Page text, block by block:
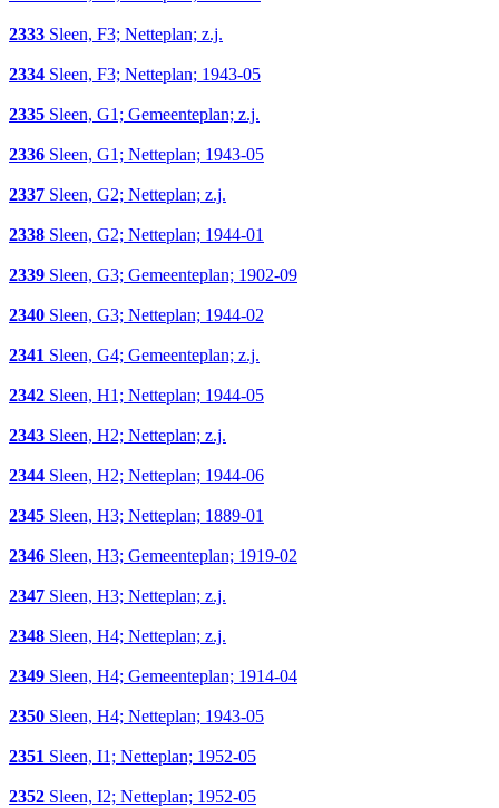
2333 Sleen, F3; Netteplan; z.j.
2334 Sleen, F3; Netteplan; 1943-05
2335 Sleen, G1; Gemeenteplan; z.j.
2336 Sleen, G1; Netteplan; 1943-05
2337 Sleen, G2; Netteplan; z.j.
2338 Sleen, G2; Netteplan; 1944-01
2339 Sleen, G3; Gemeenteplan; 1902-09
2340 Sleen, G3; Netteplan; 1944-02
2341 Sleen, G4; Gemeenteplan; z.j.
2342 Sleen, H1; Netteplan; 1944-05
2343 Sleen, H2; Netteplan; z.j.
2344 Sleen, H2; Netteplan; 1944-06
2345 Sleen, H3; Netteplan; 1889-01
2346 Sleen, H3; Gemeenteplan; 1919-02
2347 Sleen, H3; Netteplan; z.j.
2348 Sleen, H4; Netteplan; z.j.
2349 Sleen, H4; Gemeenteplan; 1914-04
2350 Sleen, H4; Netteplan; 1943-05
2351 Sleen, I1; Netteplan; 1952-05
2352 Sleen, I2; Netteplan; 1952-05